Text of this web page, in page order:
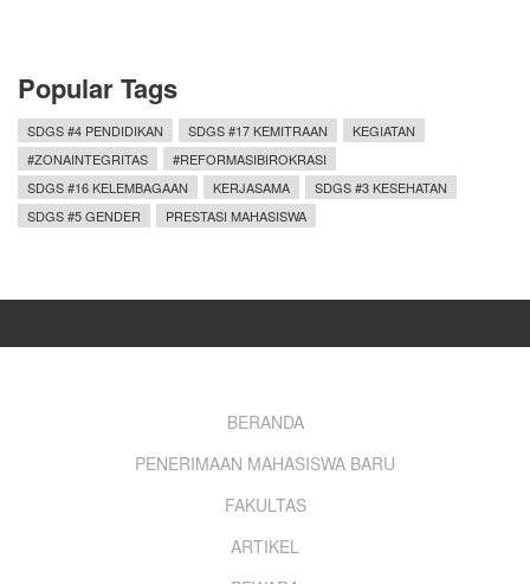
Popular Tags
SDGS #4 PENDIDIKAN SDGS #17 KEMITRAAN
KEGIATAN
#ZONAINTEGRITAS
#REFORMASIBIROKRASI
SDGS #16 KELEMBAGAAN
KERJASAMA
SDGS #3 KESEHATAN
SDGS #5 GENDER
PRESTASI MAHASISWA
BERANDA
PENERIMAAN MAHASISWA BARU
FAKULTAS
ARTIKEL